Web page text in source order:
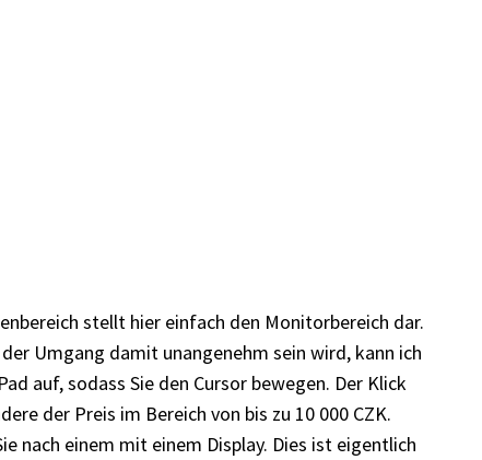
stellt hier einfach den Monitorbereich dar.
Umgang damit unangenehm sein wird, kann ich
auf, sodass Sie den Cursor bewegen. Der Klick
der Preis im Bereich von bis zu 10 000 CZK.
nach einem mit einem Display. Dies ist eigentlich